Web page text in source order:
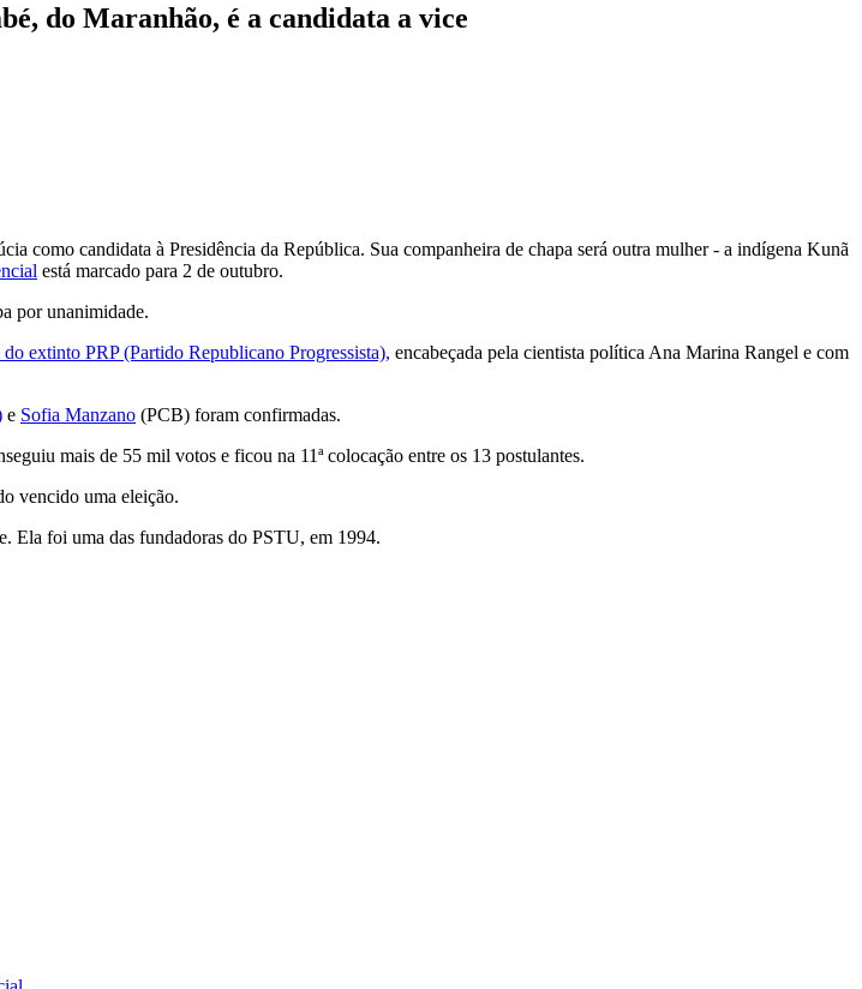
do Maranhão, é a candidata a vice
como candidata à Presidência da República. Sua companheira de chapa será outra mulher - a indígena Kunã
está marcado para 2 de outubro.
por unanimidade.
extinto PRP (Partido Republicano Progressista), encabeçada pela cientista política Ana Marina Rangel e com
e Sofia Manzano (PCB) foram confirmadas.
mais de 55 mil votos e ficou na 11ª colocação entre os 13 postulantes.
vencido uma eleição.
Ela foi uma das fundadoras do PSTU, em 1994.